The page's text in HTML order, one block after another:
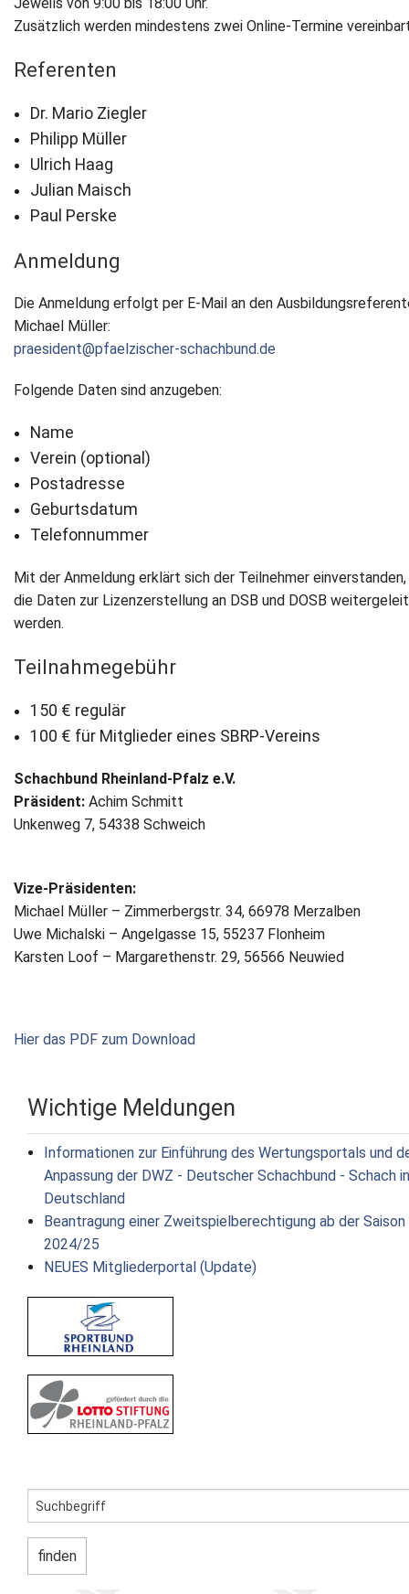
Zusätzlich werden mindestens zwei Online-Termine
Referenten
Dr. Mario Ziegler
Philipp Müller
Ulrich Haag
Julian Maisch
Paul Perske
Anmeldung
Die Anmeldung erfolgt per E-Mail an den
Michael Müller:
praesident@pfaelzischer-schachbund.de
Folgende Daten sind anzugeben:
Name
Verein (optional)
Postadresse
Geburtsdatum
Telefonnummer
Mit der Anmeldung erklärt sich der Teilnehmer
die Daten zur Lizenzerstellung an DSB und DOSB
werden.
Teilnahmegebühr
150 € regulär
100 € für Mitglieder eines SBRP-Vereins
Schachbund Rheinland-Pfalz e.V.
Präsident: Achim Schmitt
Unkenweg 7, 54338 Schweich
Vize-Präsidenten:
Michael Müller – Zimmerbergstr. 34, 66978 Merzalben
Uwe Michalski – Angelgasse 15, 55237 Flonheim
Karsten Loof – Margarethenstr. 29, 56566 Neuwied
Hier das PDF zum Download
Wichtige Meldungen
Informationen zur Einführung des Wertungsportals und
Anpassung der DWZ - Deutscher Schachbund - Schach in
Deutschland
Beantragung einer Zweitspielberechtigung ab der Saison
2024/25
NEUES Mitgliederportal (Update)